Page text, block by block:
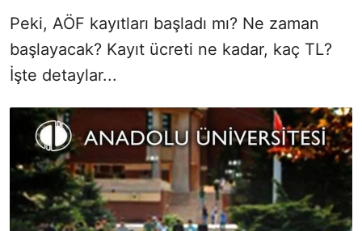
Peki, AÖF kayıtları başladı mı? Ne zaman
başlayacak? Kayıt ücreti ne kadar, kaç TL?
İşte detaylar...